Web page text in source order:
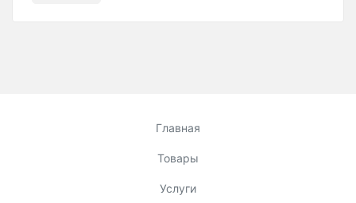
Главная
Товары
Услуги